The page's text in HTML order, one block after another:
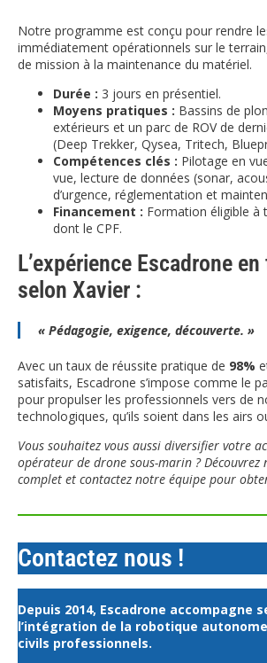
Notre programme est conçu pour rendre
immédiatement opérationnels sur le
de mission à la maintenance du matériel.
Durée : 3 jours en présentiel.
Moyens pratiques : Bassins de
extérieurs et un parc de ROV de
(Deep Trekker, Qysea, Tritech,
Compétences clés : Pilotage en
vue, lecture de données (sonar,
d’urgence, réglementation et
Financement : Formation éligible à
dont le CPF.
L’expérience Escadrone
selon Xavier :
« Pédagogie, exigence, découverte. »
Avec un taux de réussite pratique de 98%
satisfaits, Escadrone s’impose comme le
pour propulser les professionnels vers de
technologiques, qu’ils soient dans les airs
Vous souhaitez vous aussi diversifier votre
opérateur de drone sous-marin ?
complet et contactez notre équipe pour
Contactez nous !
Depuis 2014, Escadrone accompagne
l’intégration de la robotique
civils professionnels.